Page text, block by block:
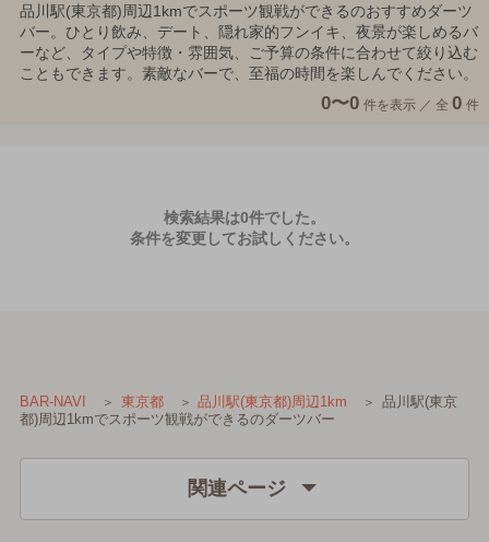
品川駅(東京都)周辺1kmでスポーツ観戦ができるのおすすめダーツ
バー。ひとり飲み、デート、隠れ家的フンイキ、夜景が楽しめるバ
ーなど、タイプや特徴・雰囲気、ご予算の条件に合わせて絞り込む
こともできます。素敵なバーで、至福の時間を楽しんでください。
0〜0 件を表示 ／ 全 0 件
検索結果は0件でした。
条件を変更してお試しください。
BAR-NAVI 東京都 品川駅(東京都)周辺1km
品川駅(東京
都)周辺1kmでスポーツ観戦ができるのダーツバー
関連ページ